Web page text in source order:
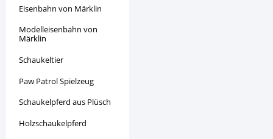
Eisenbahn von Märklin
Modelleisenbahn von
Märklin
Schaukeltier
Paw Patrol Spielzeug
Schaukelpferd aus Plüsch
Holzschaukelpferd